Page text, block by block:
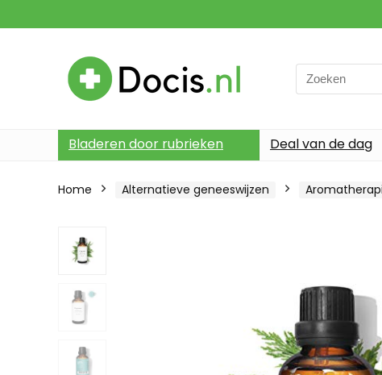
Search
for:
Bladeren door rubrieken Deal van de dag
Home Alternatieve geneeswijzen